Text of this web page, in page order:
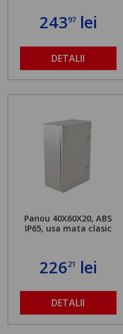
24397lei
DETALII
Panou 40X60X20, ABS
IP65, usa mata clasic
22621 lei
DETALII